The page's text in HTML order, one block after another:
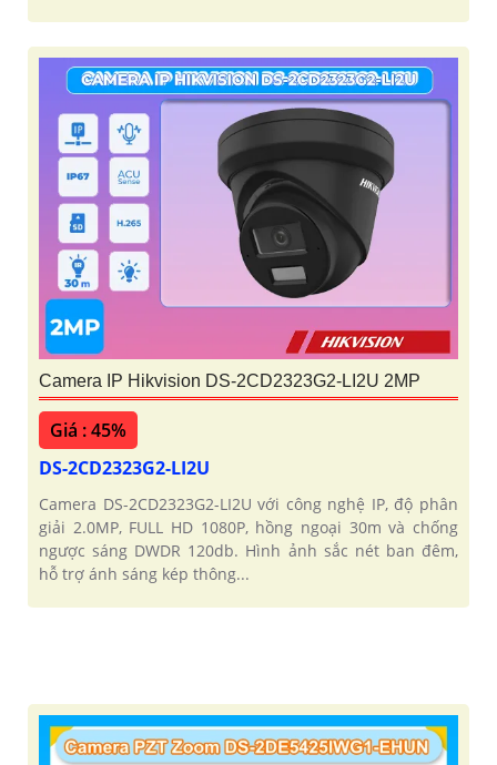
Camera IP Hikvision DS-2CD2323G2-LI2U 2MP
Giá : 45%
DS-2CD2323G2-LI2U
Camera DS-2CD2323G2-LI2U với công nghệ IP, độ phân
giải 2.0MP, FULL HD 1080P, hồng ngoại 30m và chống
ngược sáng DWDR 120db. Hình ảnh sắc nét ban đêm,
hỗ trợ ánh sáng kép thông...